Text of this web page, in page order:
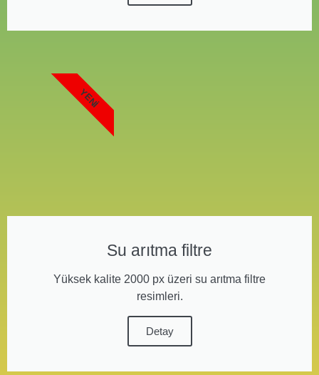
Su arıtma filtre
Yüksek kalite 2000 px üzeri su arıtma filtre
resimleri.
Detay
YENI